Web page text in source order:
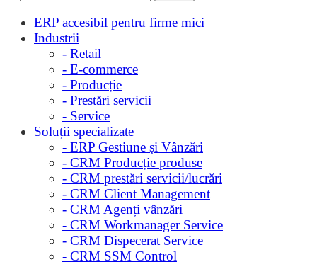
ERP accesibil pentru firme mici
Industrii
- Retail
- E-commerce
- Producție
- Prestări servicii
- Service
Soluții specializate
- ERP Gestiune și Vânzări
- CRM Producție produse
- CRM prestări servicii/lucrări
- CRM Client Management
- CRM Agenți vânzări
- CRM Workmanager Service
- CRM Dispecerat Service
- CRM SSM Control